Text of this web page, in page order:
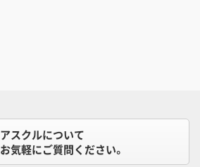
アスクルについて
お気軽にご質問ください。